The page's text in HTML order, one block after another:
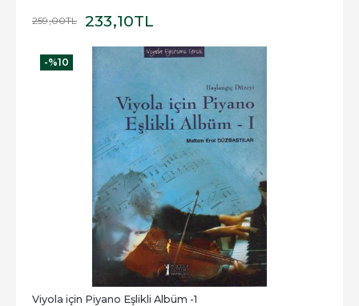
259,00TL 233,10TL
-%10
Viyola için Piyano Eşlikli Albüm -1